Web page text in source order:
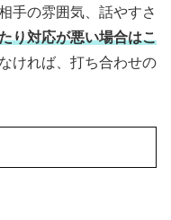
手の雰囲気、話やすさ
り対応が悪い場合はこ
ければ、打ち合わせの